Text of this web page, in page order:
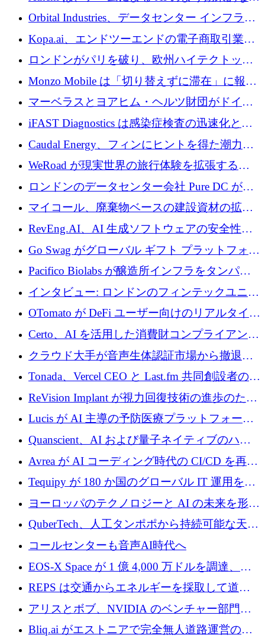
1億ユーロを突破
用を支援するために 35 万ポンドを確保
Orbital Industries、データセンター インフラス
トラクチャ システムの拡張に 5,000 万ドルを
確保
Kopa.ai、エンドツーエンドの電子商取引業務
用の AI エージェントを構築するために 200
万ユーロを調達
ロンドンがパリを破り、欧州ハイテクトップ
の座を奪還
Monzo Mobile は「切り替えずに滞在」に報酬
を与える
マーベラスとヨアヒム・ヘルツ財団がドイツ
の商業化ギャップを埋めるために2,000万ユー
ロのディープテック基金を立ち上げる
iFAST Diagnostics は感染症検査の迅速化と抗
菌薬耐性への取り組みに 500 万ポンドを寄付
Caudal Energy、フィンにヒントを得た潮力発
電技術の規模拡大に向けて 430 万ポンドを調
WeRoad が現実世界の旅行体験を拡張するた
めに 5,800 万ドルを獲得
ロンドンのデータセンター会社 Pure DC が欧
州と中東の拡張に 27 億ドルを確保
マイコール、廃棄物ベースの建設資材の拡大
に400万ポンドを投資
RevEng.AI、AI 生成ソフトウェアの安全性を
確保するために 1,500 万ドルを調達
Go Swag がグローバル ギフト プラットフォー
ムを拡大するために 500 万ドルを調達
Pacifico Biolabs が醸造所インフラをタンパク
質生産に転換するために 700 万ユーロを調達
インタビュー: ロンドンのフィンテックユニコ
ーン Tide の CEO、オリバー・プリル氏
OTomato が DeFi ユーザー向けのリアルタイム
インテリジェンス レイヤーを構築するために
Improbable から 200 万ドルを調達
Certo、AI を活用した消費財コンプライアンス
プラットフォームのために 400 万ドルを調達
クラウド大手が音声生体認証市場から撤退す
るなか、Voxmindが54万6,000ポンドのプレシ
ード資金を調達
Tonada、Vercel CEO と Last.fm 共同創設者の支
援を受けてステルス撤退
ReVision Implant が視力回復技術の進歩のため
に 400 万ユーロを確保
Lucis が AI 主導の予防医療プラットフォーム
を拡大するためにシリーズ A で 2,000 万ドル
を調達
Quanscient、AI および量子ネイティブのハー
ドウェア エンジニアリングを推進するために
1,000 万ユーロを調達
Avrea が AI コーディング時代の CI/CD を再発
明するために 470 万ドルをかけてステルスか
ら浮上
Tequipy が 180 か国のグローバル IT 運用を自
動化するために 300 万ユーロ以上を調達
ヨーロッパのテクノロジーと AI の未来を形作
る: イノベーション リーダーが Nexus
Luxembourg 2026 に集まる理由
QuberTech、人工タンポポから持続可能な天然
ゴムを開発するために 340 万ポンドを調達
コールセンターも音声AI時代へ
EOS-X Space が 1 億 4,000 万ドルを調達、
Mistral が Emmi AI を買収、Bliq がエストニア
での完全無人道路運営を承認
REPS は交通からエネルギーを採取して道路
を発電所に変えるために 2,360 万ドルを調達
アリスとボブ、NVIDIA のベンチャー部門か
らの投資でシリーズ B を拡大
Bliq.ai がエストニアで完全無人道路運営の承